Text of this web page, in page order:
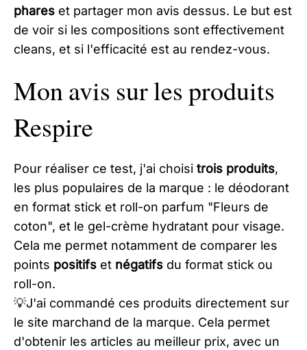
phares et partager mon avis dessus. Le but est
de voir si les compositions sont effectivement
cleans, et si l'efficacité est au rendez-vous.
Mon avis sur les produits
Respire
Pour réaliser ce test, j'ai choisi trois produits,
les plus populaires de la marque : le déodorant
en format stick et roll-on parfum "Fleurs de
coton", et le gel-crème hydratant pour visage.
Cela me permet notamment de comparer les
points positifs et négatifs du format stick ou
roll-on.
💡J'ai commandé ces produits directement sur
le site marchand de la marque. Cela permet
d'obtenir les articles au meilleur prix, avec un